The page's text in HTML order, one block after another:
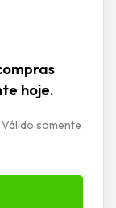
hoje.
somente